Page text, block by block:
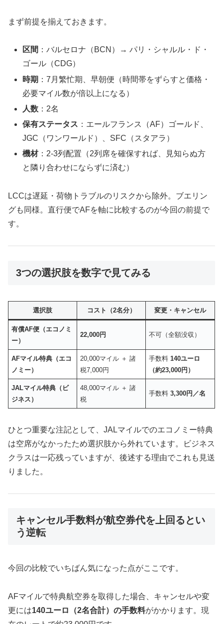
まず前提を揃えておきます。
区間 ：バルセロナ（BCN）→ パリ・シャルル・ド・
ゴール（CDG）
時期 ：7月繁忙期、早朝便（時間帯をずらすと価格・
必要マイル数が倍以上になる）
人数 ：2名
保有ステータス ：エールフランス（AF）ゴールド、
JGC（ワンワールド）、SFC（スタアラ）
機材：2-3列配置（2列席を確保すれば、見知らぬ方
と隣り合わせにならずに済む）
LCCは遅延・荷物トラブルのリスクから除外。ブエリン
グも同様。直行便でAFを軸に比較するのが今回の前提で
す。
3つの選択肢を数字で見てみる
選択肢 コスト（2名分） 変更・キャンセル
有償AF便（エコノミ
ー）
22,000円 不可（全額没収）
AFマイル特典（エコ
ノミー）
20,000マイル ＋ 諸
税7,000円
手数料 140ユーロ
（約23,000円）
JALマイル特典（ビ
ジネス）
48,000マイル ＋ 諸
税
手数料3,300円／名
ひとつ重要な注記として、JALマイルでのエコノミー特典
は空席がなかったため選択肢から外れています。ビジネス
クラスは一応残っていますが、後述する理由でこれも見送
りました。
キャンセル手数料が航空券代を上回るとい
う逆転
今回の比較でいちばん気になった点がここです。
AFマイルで特典航空券を取得した場合、キャンセルや変
更には140ユーロ（2名合計）の手数料がかかります。現